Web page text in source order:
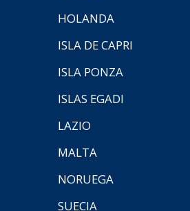
HOLANDA
ISLA DE CAPRI
ISLA PONZA
ISLAS EGADI
LAZIO
MALTA
NORUEGA
SUECIA